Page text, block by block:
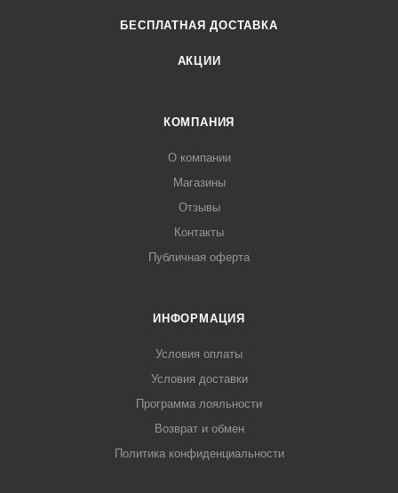
БЕСПЛАТНАЯ ДОСТАВКА
АКЦИИ
КОМПАНИЯ
О компании
Магазины
Отзывы
Контакты
Публичная оферта
ИНФОРМАЦИЯ
Условия оплаты
Условия доставки
Программа лояльности
Возврат и обмен
Политика конфиденциальности